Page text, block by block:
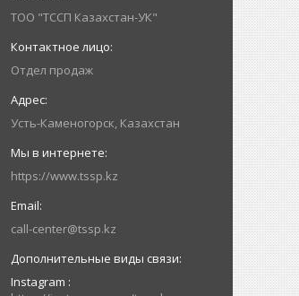
ТОО "ТССП Казахстан-УК"
Отдел продаж
Усть-Каменогорск, Казахстан
https://www.tssp.kz
call-center@tssp.kz
Instagram